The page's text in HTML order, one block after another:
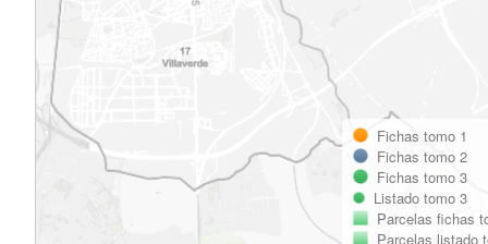
Fichas tomo 1
Fichas tomo 2
Fichas tomo 3
Listado tomo 3
Parcelas fichas
Parcelas listado